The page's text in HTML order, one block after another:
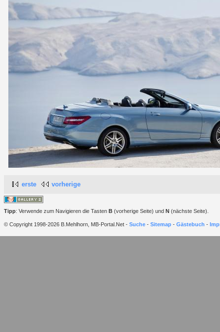
erste vorherige
Tipp: Verwende zum Navigieren die Tasten B (vorherige Seite) und N (nächste Seite).
© Copyright 1998-2026 B.Mehlhorn, MB-Portal.Net - Suche - Sitemap - Gästebuch -